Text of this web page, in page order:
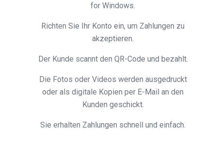
for Windows.
Richten Sie Ihr Konto ein, um Zahlungen zu
akzeptieren.
Der Kunde scannt den QR-Code und bezahlt.
Die Fotos oder Videos werden ausgedruckt
oder als digitale Kopien per E-Mail an den
Kunden geschickt.
Sie erhalten Zahlungen schnell und einfach.